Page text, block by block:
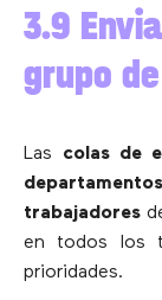
3.9
grupo
Las colas de
trabajadores
en todos los
prioridades.